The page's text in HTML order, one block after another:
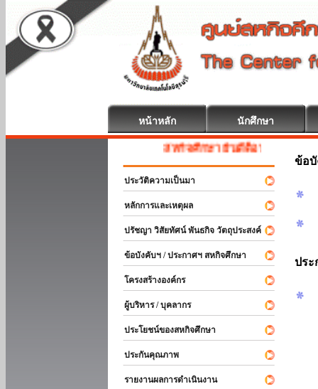
หน้าหลัก นักศึกษา
สหกิจศึกษา ยินดีต้อนรับ
ประวัติความเป็นมา
หลักการและเหตุผล
ปรัชญา วิสัยทัศน์ พันธกิจ วัตถุประสงค์
ข้อบังคับฯ / ประกาศฯ สหกิจศึกษา
โครงสร้างองค์กร
ผู้บริหาร / บุคลากร
ประโยชน์ของสหกิจศึกษา
ประกันคุณภาพ
รายงานผลการดำเนินงาน
ข้อ
ประ